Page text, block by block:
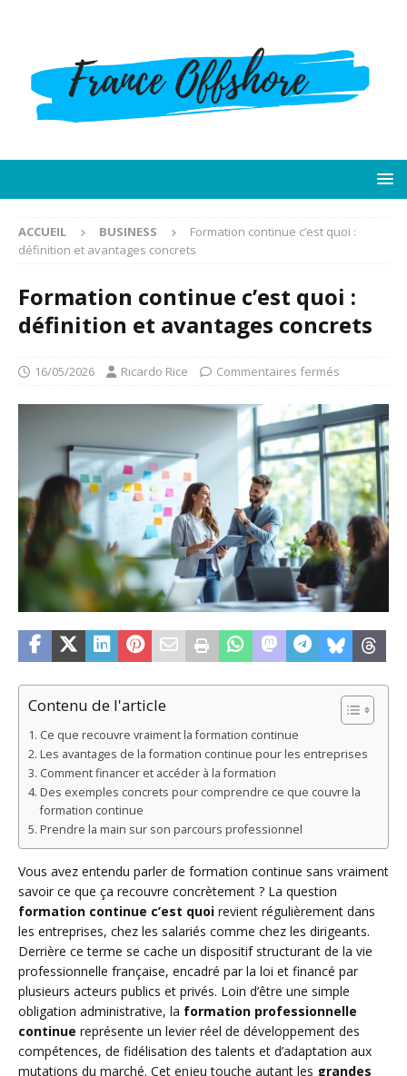
ACCUEIL BUSINESS
Formation continue c’est quoi :
définition et avantages concrets
Formation continue c’est quoi :
définition et avantages concrets
16/05/2026 Ricardo Rice Commentaires fermés
Contenu de l'article
Ce que recouvre vraiment la formation continue
Les avantages de la formation continue pour les entreprises
Comment financer et accéder à la formation
Des exemples concrets pour comprendre ce que couvre la
formation continue
Prendre la main sur son parcours professionnel
Vous avez entendu parler de formation continue sans vraiment
savoir ce que ça recouvre concrètement ? La question
formation continue c’est quoi revient régulièrement dans
les entreprises, chez les salariés comme chez les dirigeants.
Derrière ce terme se cache un dispositif structurant de la vie
professionnelle française, encadré par la loi et financé par
plusieurs acteurs publics et privés. Loin d’être une simple
obligation administrative, la formation professionnelle
continue représente un levier réel de développement des
compétences, de fidélisation des talents et d’adaptation aux
mutations du marché. Cet enjeu touche autant les grandes